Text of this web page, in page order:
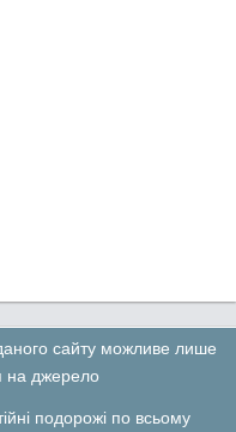
сайту можливе лише
на джерело
подорожі по всьому